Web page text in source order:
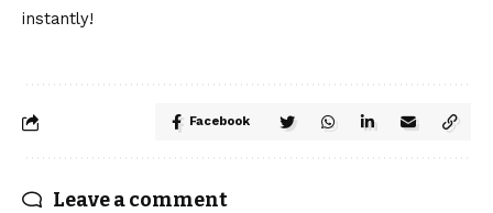
instantly!
Facebook
Leave a comment